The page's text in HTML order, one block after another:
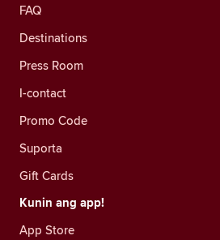
FAQ
Destinations
Press Room
I-contact
Promo Code
Suporta
Gift Cards
Kunin ang app!
App Store